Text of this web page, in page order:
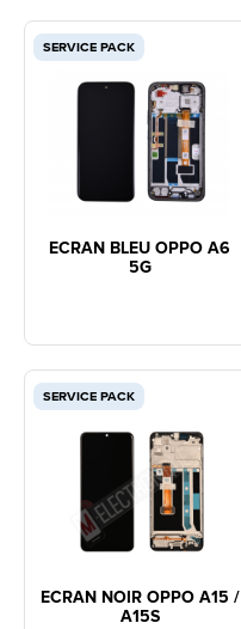
SERVICE PACK
ECRAN BLEU OPPO A6
5G
SERVICE PACK
ECRAN NOIR OPPO A15 /
A15S